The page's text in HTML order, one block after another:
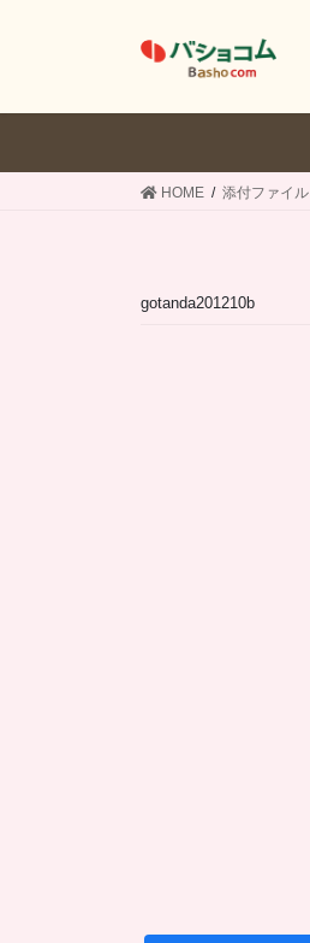
HOME 添付ファイル
gotanda201210b